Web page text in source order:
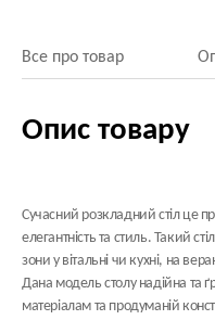
Все про товар
Опис товару
Сучасний розкладний стіл це
елегантність та стиль. Такий
зони у вітальні чи кухні, на
Дана модель столу надійна та
матеріалам та продуманій